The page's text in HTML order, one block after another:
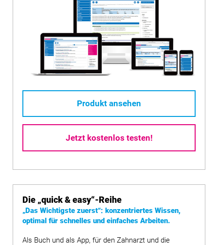
Produkt ansehen
Jetzt kostenlos testen!
Die „quick & easy“-Reihe
„Das Wichtigste zuerst“: konzentriertes Wissen,
optimal für schnelles und einfaches Arbeiten.
Als Buch und als App, für den Zahnarzt und die